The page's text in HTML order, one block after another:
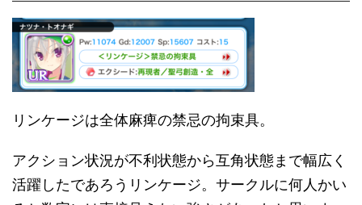
リンケージは全体麻痺の禁忌の拘束具。
アクション状況が不利状態から互角状態まで幅広く
活躍したであろうリンケージ。サークルに何人かい